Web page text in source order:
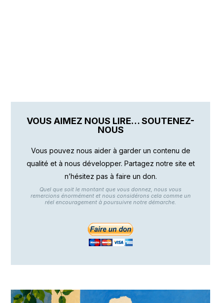
VOUS AIMEZ NOUS LIRE… SOUTENEZ-
NOUS
Vous pouvez nous aider à garder un contenu de
qualité et à nous développer. Partagez notre site et
n’hésitez pas à faire un don.
Quel que soit le montant que vous donnez, nous vous
remercions énormément et nous considérons cela comme un
réel encouragement à poursuivre notre démarche.